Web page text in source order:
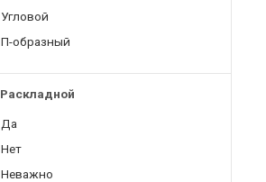
Угловой
П-образный
Раскладной
Да
Нет
Неважно